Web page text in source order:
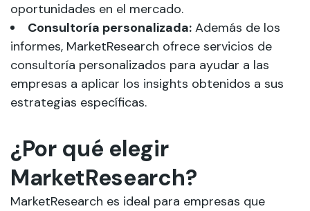
oportunidades en el mercado.
Consultoría personalizada: Además de los
informes, MarketResearch ofrece servicios de
consultoría personalizados para ayudar a las
empresas a aplicar los insights obtenidos a sus
estrategias específicas.
¿Por qué elegir
MarketResearch?
MarketResearch es ideal para empresas que